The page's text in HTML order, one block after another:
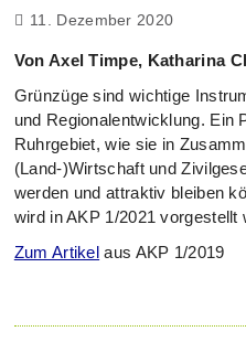
11. Dezember 2020
Von Axel Timpe, Katharina
Grünzüge sind wichtige
und Regionalentwicklung. Ein
Ruhrgebiet, wie sie in
(Land-)Wirtschaft und
werden und attraktiv bleiben
wird in AKP 1/2021 vorgestellt
Zum Artikel aus AKP 1/2019